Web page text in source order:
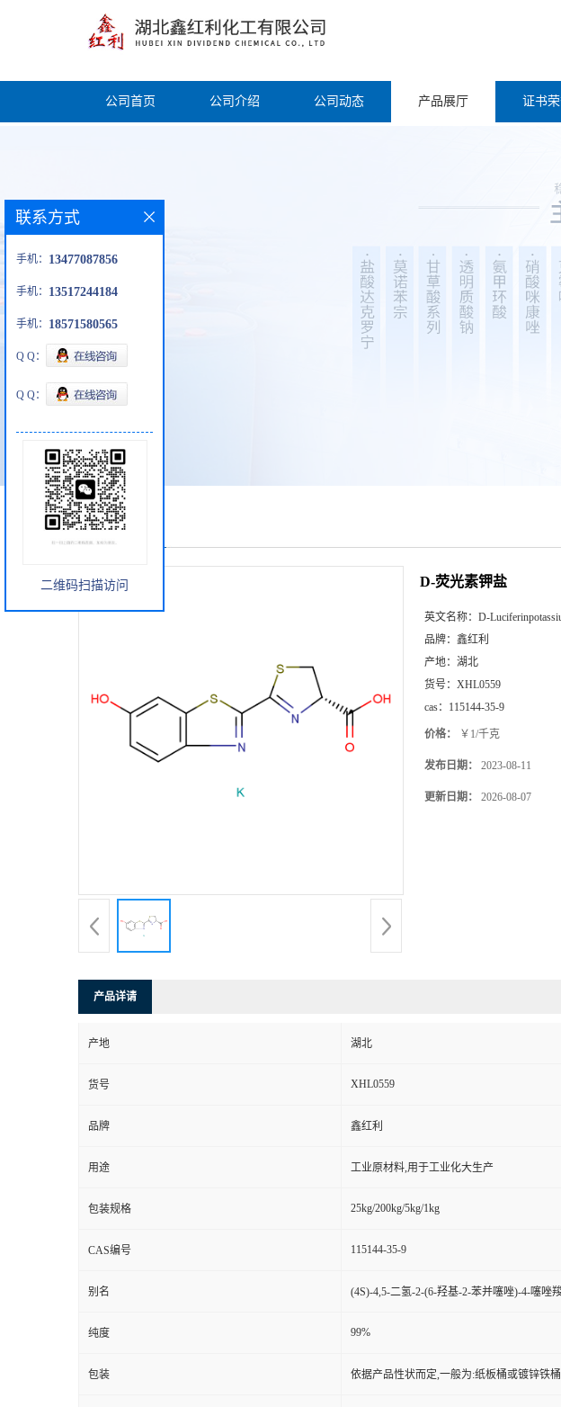
公司首页 公司介绍 公司动态 产品展厅 证书
产品展厅
D-荧光素钾盐
英文名称： D-
品牌： 鑫红利
产地： 湖北
货号： XHL0559
cas： 115144-35-9
价格： ￥1/千克
发布日期： 2023-08-11
更新日期： 2026-08-07
产品详请
产地 湖北
货号 XHL0559
品牌 鑫红利
用途 工业原材料,用于工业化大生产
包装规格 25kg/200kg/5kg/1kg
CAS编号 115144-35-9
别名 (4S)-4,5-二氢-2-(6-羟基-2-苯并噻唑)-4-噻唑
纯度 99%
包装 依据产品性状而定,一般为:纸板桶或镀锌铁桶
联系方式
手机： 13477087856
手机： 13517244184
手机： 18571580565
Q Q：
Q Q：
二维码扫描访问